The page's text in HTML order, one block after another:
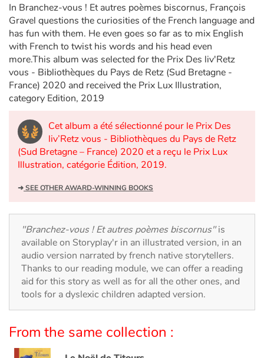
Travel, epic, investigation, adventure
Around the world
Learning
Arts, space, activities
Documentaries
With the family
Daily life and hobbies
At school
Festivals and events
Love and friendship
Social issues
Emotions and feelings
In Branchez-vous ! Et autres poèmes biscornus, François
Gravel questions the curiosities of the French language and
has fun with them. He even goes so far as to mix English
with French to twist his words and his head even
more.This album was selected for the Prix Des liv'Retz
vous - Bibliothèques du Pays de Retz (Sud Bretagne -
France) 2020 and received the Prix Lux Illustration,
category Edition, 2019
Cet album a été sélectionné pour le Prix Des
liv’Retz vous - Bibliothèques du Pays de Retz
(Sud Bretagne – France) 2020 et a reçu le Prix Lux
Illustration, catégorie Édition, 2019.
➜SEE OTHER AWARD-WINNING BOOKS
"Branchez-vous ! Et autres poèmes biscornus"is
available on Storyplay'r in an illustrated version, in an
audio version narrated by french native storytellers.
Thanks to our reading module, we can offer a reading
aid for this story as well as for all the other ones, and
tools for a dyslexic children adapted version.
From the same collection :